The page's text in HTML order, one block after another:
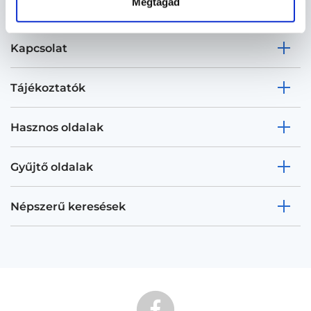
Kapcsolat
Tájékoztatók
Hasznos oldalak
Gyűjtő oldalak
Népszerű keresések